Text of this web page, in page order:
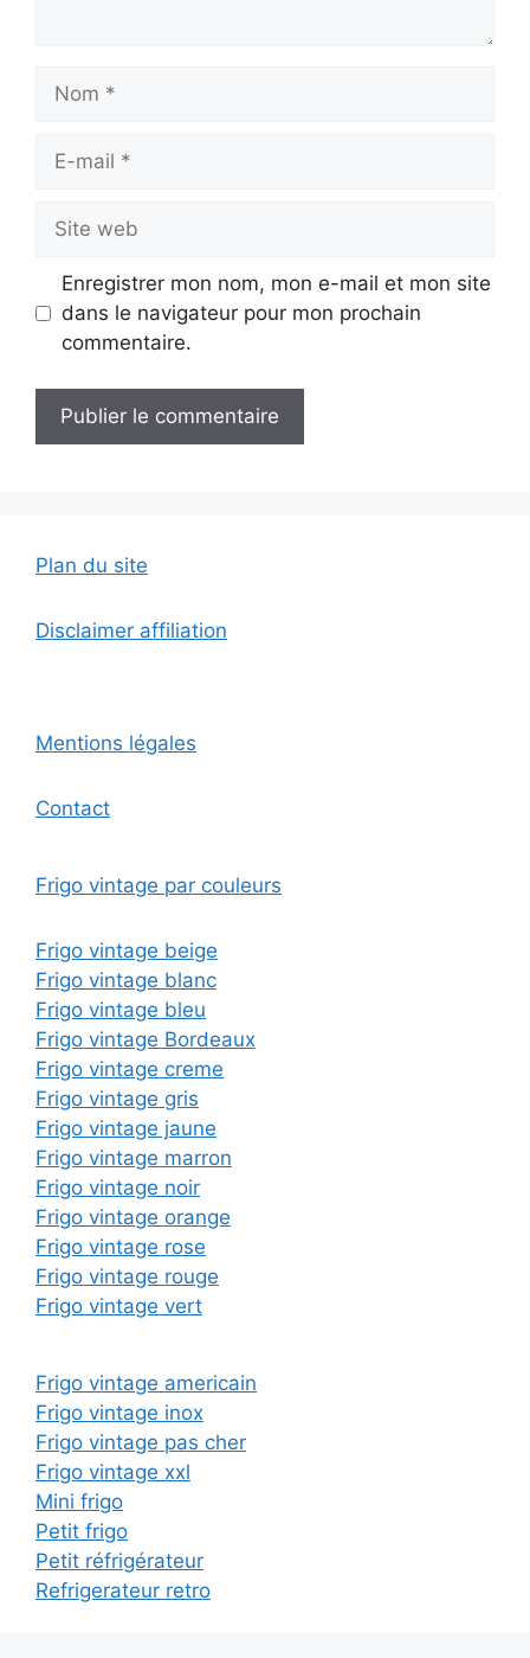
Nom
Site
web
Enregistrer mon nom, mon e-mail et mon site
dans le navigateur pour mon prochain
commentaire.
Plan du site
Disclaimer affiliation
Mentions légales
Contact
Frigo vintage par couleurs
Frigo vintage beige
Frigo vintage blanc
Frigo vintage bleu
Frigo vintage Bordeaux
Frigo vintage creme
Frigo vintage gris
Frigo vintage jaune
Frigo vintage marron
Frigo vintage noir
Frigo vintage orange
Frigo vintage rose
Frigo vintage rouge
Frigo vintage vert
Frigo vintage americain
Frigo vintage inox
Frigo vintage pas cher
Frigo vintage xxl
Mini frigo
Petit frigo
Petit réfrigérateur
Refrigerateur retro